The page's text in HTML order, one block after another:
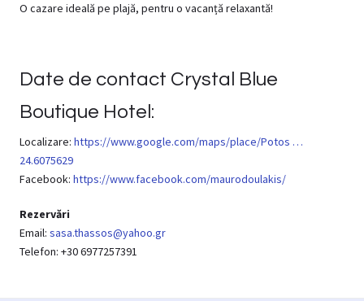
O cazare ideală pe plajă, pentru o vacanță relaxantă!
Date de contact Crystal Blue
Boutique Hotel:
Localizare: https://www.google.com/maps/place/Potos …
24.6075629
Facebook: https://www.facebook.com/maurodoulakis/
Rezervări
Email: sasa.thassos@yahoo.gr
Telefon: +30 6977257391